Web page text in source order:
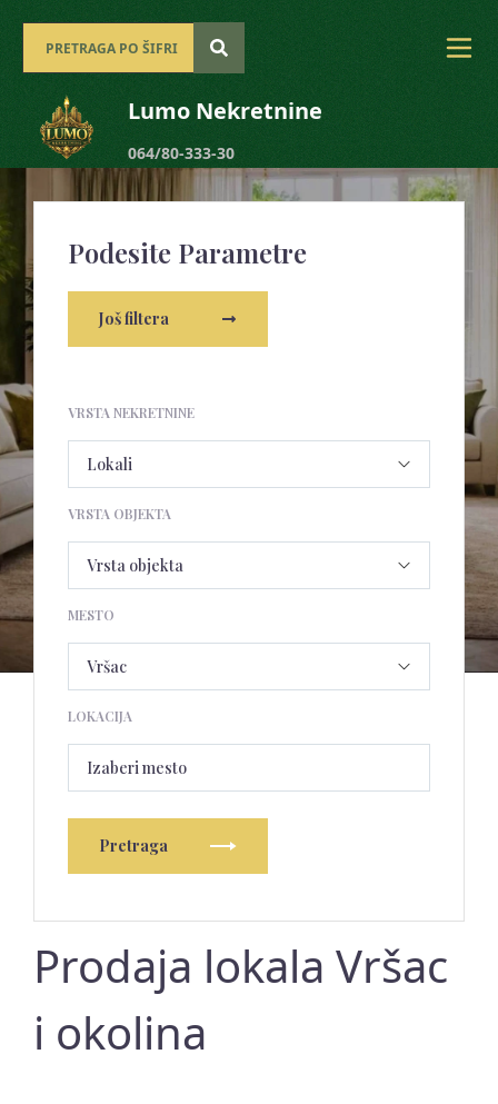
Lumo Nekretnine
064/80-333-30
Podesite Parametre
Još filtera
VRSTA NEKRETNINE
VRSTA OBJEKTA
MESTO
LOKACIJA
Izaberi mesto
Pretraga
Prodaja lokala Vršac
i okolina